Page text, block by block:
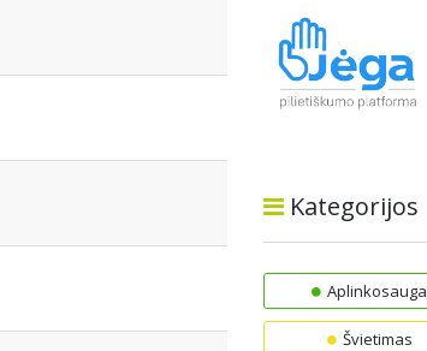
Kategorijos
Aplinkosauga
Švietimas